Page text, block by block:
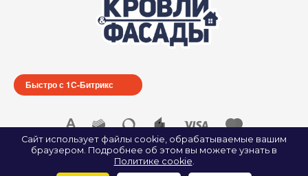
Быстро с 1С-Битрикс
© 2026 ООО «КРОВЛИ И ФАСАДЫ», Все права защищены.
ИП Найда А. А. ИНН: 500907922547
Сайт использует файлы cookie, обрабатываемые вашим
браузером. Подробнее об этом вы можете узнать в
Политике cookie.